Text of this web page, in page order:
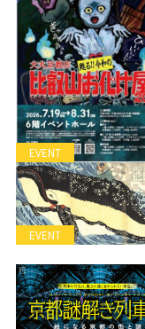
EVENT
EVENT